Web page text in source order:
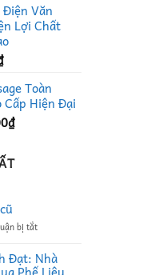
Điện Văn
Lợi Chất
Toàn
Cấp Hiện Đại
₫
bị tắtở
mua
đồ
Đạt: Nhà